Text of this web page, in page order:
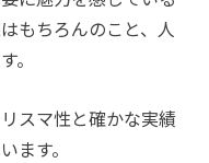
もちろんのこと、人
。
スマ性と確かな実績
ます。